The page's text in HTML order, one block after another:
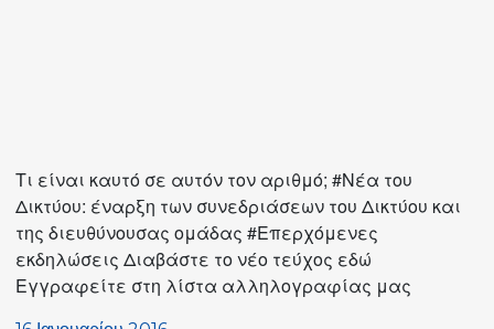
Τι είναι καυτό σε αυτόν τον αριθμό; #Νέα του
Δικτύου: έναρξη των συνεδριάσεων του Δικτύου και
της διευθύνουσας ομάδας #Επερχόμενες
εκδηλώσεις Διαβάστε το νέο τεύχος εδώ
Εγγραφείτε στη λίστα αλληλογραφίας μας